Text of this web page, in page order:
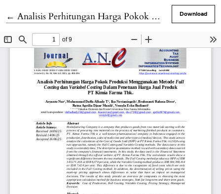
← Return to Article Details
Analisis Perhitungan Harga Pokok Produksi Menggunakan Metode Full Costing dan Variabel Costing Dalam Penetuan Harga Jual Produk PT. Kimia Farma. Download